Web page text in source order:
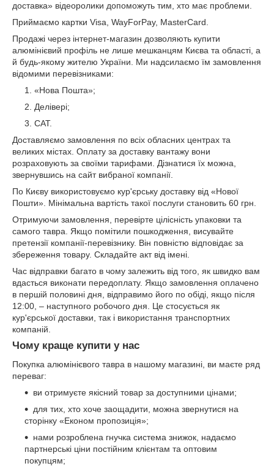
доставка» відеоролики допоможуть тим, хто має проблеми.
Приймаємо картки Visa, WayForPay, MasterCard.
Продажі через інтернет-магазин дозволяють купити
алюмінієвий профіль не лише мешканцям Києва та області, а
й будь-якому жителю України. Ми надсилаємо їм замовлення
відомими перевізниками:
«Нова Пошта»;
Делівері;
САТ.
Доставляємо замовлення по всіх обласних центрах та
великих містах. Оплату за доставку вантажу вони
розраховують за своїми тарифами. Дізнатися їх можна,
звернувшись на сайт вибраної компанії.
По Києву використовуємо кур'єрську доставку від «Нової
Пошти». Мінімальна вартість такої послуги становить 60 грн.
Отримуючи замовлення, перевірте цілісність упаковки та
самого тавра. Якщо помітили пошкодження, висувайте
претензії компанії-перевізнику. Він повністю відповідає за
збереження товару. Складайте акт від імені.
Час відправки багато в чому залежить від того, як швидко вам
вдасться виконати передоплату. Якщо замовлення оплачено
в першій половині дня, відправимо його по обіді, якщо після
12:00, – наступного робочого дня. Це стосується як
кур'єрської доставки, так і використання транспортних
компаній.
Чому краще купити у нас
Покупка алюмінієвого тавра в нашому магазині, ви маєте ряд
переваг:
ви отримуєте якісний товар за доступними цінами;
для тих, хто хоче заощадити, можна звернутися на
сторінку «Економ пропозиція»;
нами розроблена гнучка система знижок, надаємо
партнерські ціни постійним клієнтам та оптовим
покупцям;